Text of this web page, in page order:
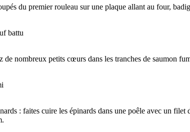
du premier rouleau sur une plaque allant au four,
battu
de nombreux petits cœurs dans les tranches de saumon
: faites cuire les épinards dans une poêle avec un